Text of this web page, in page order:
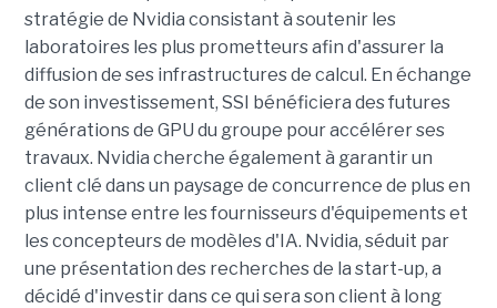
stratégie de Nvidia consistant à soutenir les
laboratoires les plus prometteurs afin d'assurer la
diffusion de ses infrastructures de calcul. En échange
de son investissement, SSI bénéficiera des futures
générations de GPU du groupe pour accélérer ses
travaux. Nvidia cherche également à garantir un
client clé dans un paysage de concurrence de plus en
plus intense entre les fournisseurs d'équipements et
les concepteurs de modèles d'IA. Nvidia, séduit par
une présentation des recherches de la start-up, a
décidé d'investir dans ce qui sera son client à long